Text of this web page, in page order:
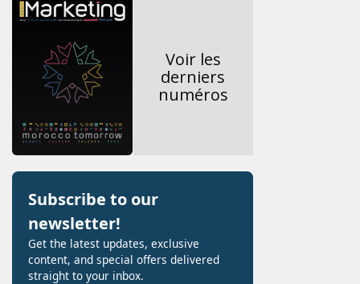
Voir les
derniers
numéros